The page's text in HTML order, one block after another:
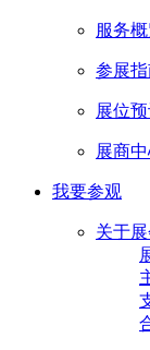
服务
参展
展位
展商
我要参观
关于